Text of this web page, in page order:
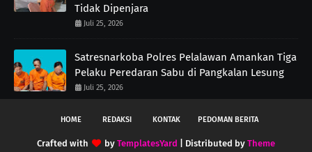
Tidak Dipenjara
Juli 25, 2026
Satresnarkoba Polres Pelalawan Amankan Tiga
Pelaku Peredaran Sabu di Pangkalan Lesung
Juli 25, 2026
HOME REDAKSI KONTAK PEDOMAN BERITA
Crafted with by TemplatesYard | Distributed by Theme